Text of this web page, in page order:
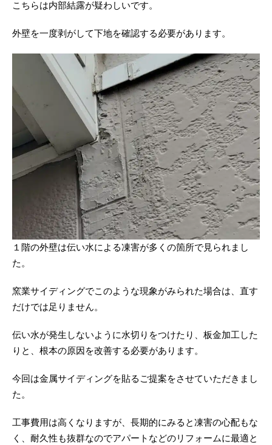
こちらは内部結露が疑わしいです。
外壁を一度剥がして下地を確認する必要があります。
１階の外壁は伝い水による凍害が多くの箇所で見られまし
た。
窯業サイディングでこのような現象がみられた場合は、直す
だけでは足りません。
伝い水が発生しないように水切りをつけたり、板金加工した
りと、根本の原因を改善する必要があります。
今回は金属サイディングを貼るご提案をさせていただきまし
た。
工事費用は高くなりますが、長期的にみると凍害の心配もな
く、耐久性も抜群なのでアパートなどのリフォームに最適と